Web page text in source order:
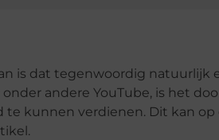
is dat tegenwoordig
andere YouTube, is het
kunnen verdienen. Dit kan op